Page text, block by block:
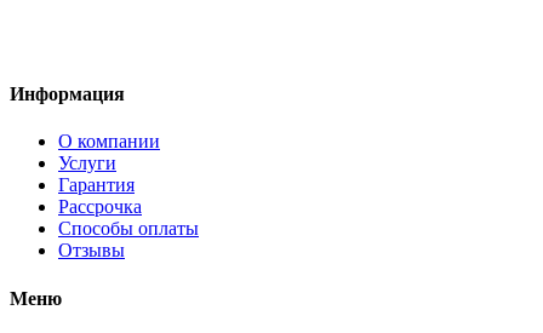
Информация
О компании
Услуги
Гарантия
Рассрочка
Способы оплаты
Отзывы
Меню